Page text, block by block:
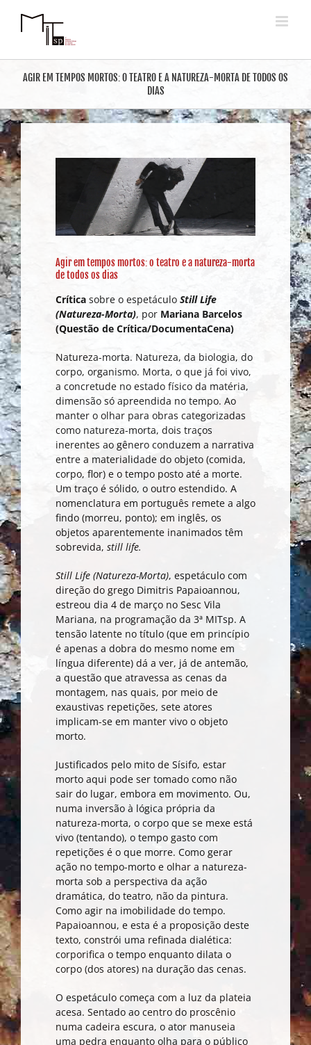
AGIR EM TEMPOS MORTOS: O TEATRO E A NATUREZA-MORTA DE TODOS OS
DIAS
Agir em tempos mortos: o teatro e a natureza-morta
de todos os dias
Crítica sobre o espetáculo Still Life
(Natureza-Morta), por Mariana Barcelos
(Questão de Crítica/DocumentaCena)
Natureza-morta. Natureza, da biologia, do
corpo, organismo. Morta, o que já foi vivo,
a concretude no estado físico da matéria,
dimensão só apreendida no tempo. Ao
manter o olhar para obras categorizadas
como natureza-morta, dois traços
inerentes ao gênero conduzem a narrativa
entre a materialidade do objeto (comida,
corpo, flor) e o tempo posto até a morte.
Um traço é sólido, o outro estendido. A
nomenclatura em português remete a algo
findo (morreu, ponto); em inglês, os
objetos aparentemente inanimados têm
sobrevida, still life.
Still Life (Natureza-Morta), espetáculo com
direção do grego Dimitris Papaioannou,
estreou dia 4 de março no Sesc Vila
Mariana, na programação da 3ª MITsp. A
tensão latente no título (que em princípio
é apenas a dobra do mesmo nome em
língua diferente) dá a ver, já de antemão,
a questão que atravessa as cenas da
montagem, nas quais, por meio de
exaustivas repetições, sete atores
implicam-se em manter vivo o objeto
morto.
Justificados pelo mito de Sísifo, estar
morto aqui pode ser tomado como não
sair do lugar, embora em movimento. Ou,
numa inversão à lógica própria da
natureza-morta, o corpo que se mexe está
vivo (tentando), o tempo gasto com
repetições é o que morre. Como gerar
ação no tempo-morto e olhar a natureza-
morta sob a perspectiva da ação
dramática, do teatro, não da pintura.
Como agir na imobilidade do tempo.
Papaioannou, e esta é a proposição deste
texto, constrói uma refinada dialética:
corporifica o tempo enquanto dilata o
corpo (dos atores) na duração das cenas.
O espetáculo começa com a luz da plateia
acesa. Sentado ao centro do proscênio
numa cadeira escura, o ator manuseia
uma pedra enquanto olha para o público